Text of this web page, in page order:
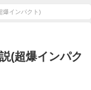
爆インパクト)
(超爆インパク